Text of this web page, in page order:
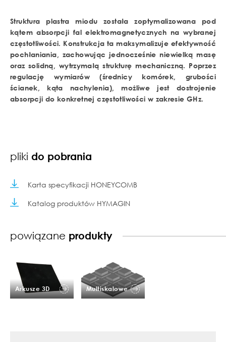
Struktura plastra miodu została zoptymalizowana pod
kątem absorpcji fal elektromagnetycznych na wybranej
częstotliwości. Konstrukcja ta maksymalizuje efektywność
pochłaniania, zachowując jednocześnie niewielką masę
oraz solidną, wytrzymałą strukturę mechaniczną. Poprzez
regulację wymiarów (średnicy komórek, grubości
ścianek, kąta nachylenia), możliwe jest dostrojenie
absorpcji do konkretnej częstotliwości w zakresie GHz.
pliki do pobrania
Karta specyfikacji HONEYCOMB
Katalog produktów HYMAGIN
powiązane produkty
Arkusze 3D Multiskalowe